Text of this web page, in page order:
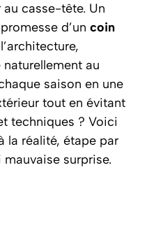
casse-tête. Un
d’un coin
au
saison en une
tout en évitant
techniques ? Voici
la réalité, étape par
surprise.